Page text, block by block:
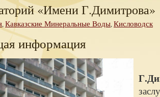
«Имени Г.Димитрова»
, Кавказские Минеральные Воды, Кисловодск
информация